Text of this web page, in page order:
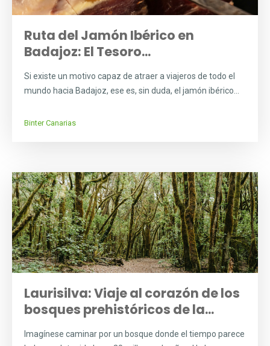
Ruta del Jamón Ibérico en
Badajoz: El Tesoro...
Si existe un motivo capaz de atraer a viajeros de todo el
mundo hacia Badajoz, ese es, sin duda, el jamón ibérico...
Binter Canarias
Laurisilva: Viaje al corazón de los
bosques prehistóricos de la...
Imagínese caminar por un bosque donde el tiempo parece